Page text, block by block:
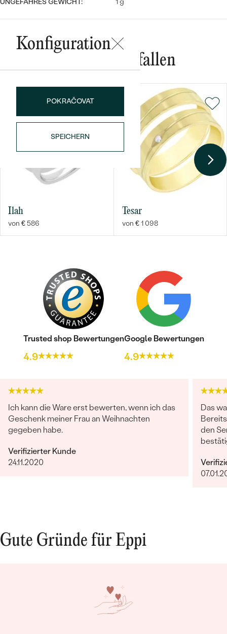
UNGEFÄHRES GEWICHT:
1 g
Konfiguration
POKRAČOVAT
SPEICHERN
Das könnte Ihnen gefallen
Ilah
von € 586
Tesar
von € 1 098
Trusted shop Bewertungen
4.9
Google Bewertungen
4.9
Ich kann die Ware erst bewerten, wenn ich das
Geschenk meiner Frau an Weihnachten
gegeben habe.
Verifizierter Kunde
24.11.2020
Das
den
per
Gute Gründe für Eppi